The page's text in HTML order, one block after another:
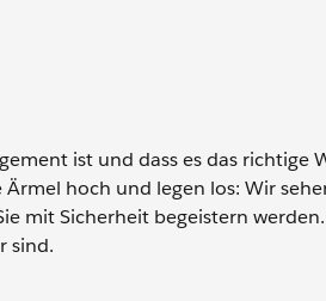
ist und dass es das richtige
hoch und legen los: Wir
mit Sicherheit begeistern
sind.